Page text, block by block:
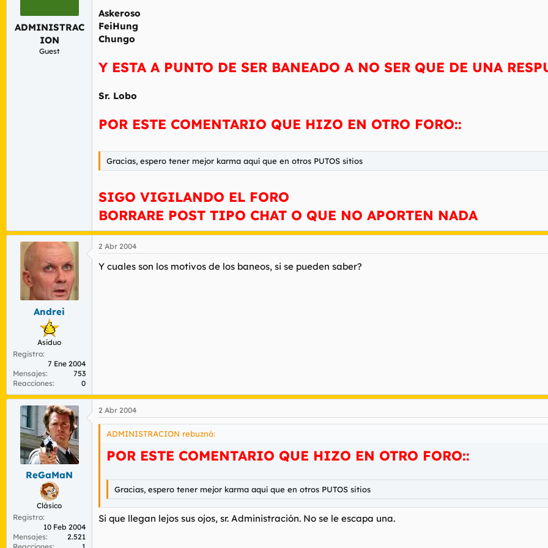
d
e
i
c
i
ADMINISTRAC
ION
Guest
Askeroso
FeiHung
Chungo
Y ESTA A PUNTO DE SER BANEADO A NO SER QUE DE UNA
Sr. Lobo
POR ESTE COMENTARIO QUE HIZO EN OTRO FORO::
Gracias, espero tener mejor karma aquí que en otros PUTOS sitios
SIGO VIGILANDO EL FORO
BORRARE POST TIPO CHAT O QUE NO APORTEN NADA
Andrei
Asiduo
Registro
7 Ene 2004
Mensajes
753
Reacciones
0
2 Abr 2004
Y cuales son los motivos de los baneos, si se pueden saber?
ReGaMaN
Clásico
Registro
10 Feb 2004
Mensajes
2.521
2 Abr 2004
ADMINISTRACION rebuznó:
POR ESTE COMENTARIO QUE HIZO EN OTRO FORO::
Gracias, espero tener mejor karma aquí que en otros PUTOS sitios
Si que llegan lejos sus ojos, sr. Administración. No se le escapa una.